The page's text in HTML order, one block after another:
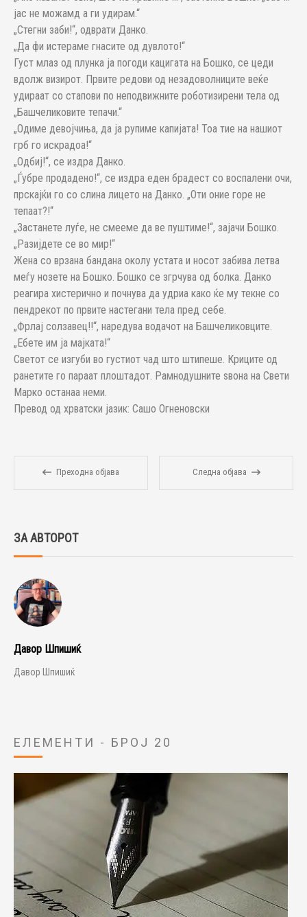
јас не можамд а ги удирам.“
„Стегни заби!“, одврати Данко.
„Да фи истераме гнасите од дувлото!“
Густ млаз од плунка ја погоди кацигата на Бошко, се цеди
вдолж визирот. Првите редови од незадоволниците веќе
удираат со стапови по неподвижните роботизирени тела од
„Башчеликовите тепачи.“
„Одиме девојчиња, да ја рупиме капијата! Тоа тие на нашиот
грб го искрадоа!“
„Одбиј!“, се издра Данко.
„Ѓубре продадено!“, се издра еден брадест со воспалени очи,
прскајќи го со слина лицето на Данко. „Оти оние горе не
тепаат?!“
„Застанете луѓе, не смееме да ве пуштиме!“, зајачи Бошко.
„Разијдете се во мир!“
Жена со врзана бандана околу устата и носот забива летва
меѓу нозете на Бошко. Бошко се згрчува од болка. Данко
реагира хистерично и почнува да удриа како ќе му текне со
пендрекот по првите настегани тела пред себе.
„Фрлај солзавец!!“, наредува водачот на Башчеликовците.
„Ебете им ја мајката!“
Светот се изгуби во густиот чад што штипеше. Криците од
ранетите го параат плоштадот. Рамнодушните ѕвона на Свети
Марко останаа неми.
Превод од хрватски јазик: Сашо Огненовски
Преходна објава Следна објава
ЗА АВТОРОТ
Давор Шпишиќ
Давор Шпишиќ
ЕЛЕМЕНТИ - БРОЈ 20